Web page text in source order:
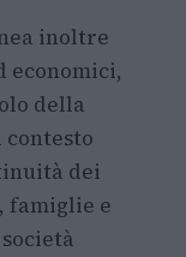
inoltre
economici,
della
contesto
dei
famiglie e